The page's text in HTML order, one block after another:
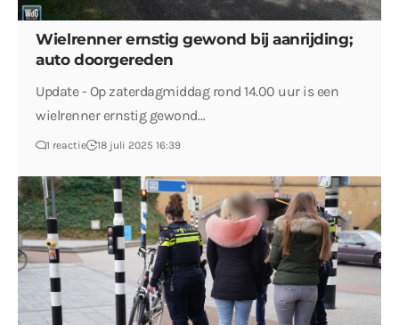
Wielrenner ernstig gewond bij aanrijding;
auto doorgereden
Update - Op zaterdagmiddag rond 14.00 uur is een
wielrenner ernstig gewond…
1 reactie 18 juli 2025 16:39